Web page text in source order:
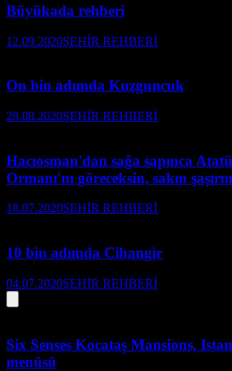
Büyükada rehberi
12.09.2020ŞEHİR REHBERİ
On bin adımda Kuzguncuk
28.08.2020ŞEHİR REHBERİ
Hacıosman'dan sağa sapınca
Ormanı'nı göreceksin, sakın
18.07.2020ŞEHİR REHBERİ
10 bin adımda Cihangir
04.07.2020ŞEHİR REHBERİ
Six Senses Kocataş Mansions,
menüsü